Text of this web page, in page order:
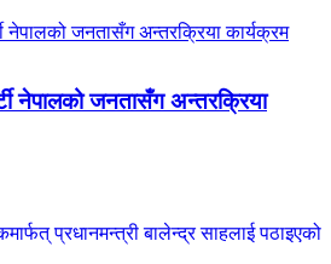
नेपालको जनतासँग अन्तरक्रिया